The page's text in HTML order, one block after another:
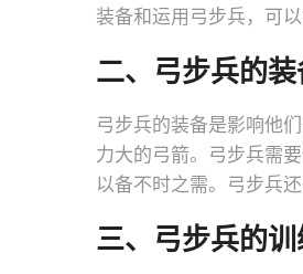
装备和运用弓步兵，可
二、弓步兵的装
弓步兵的装备是影响他
力大的弓箭。弓步兵需
以备不时之需。弓步兵
三、弓步兵的训